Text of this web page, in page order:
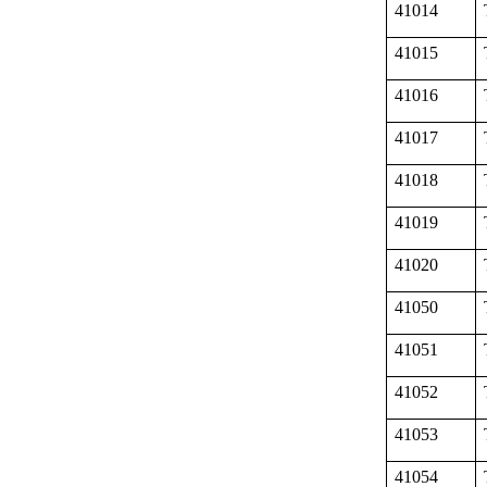
41014
41015
41016
41017
41018
41019
41020
41050
41051
41052
41053
41054